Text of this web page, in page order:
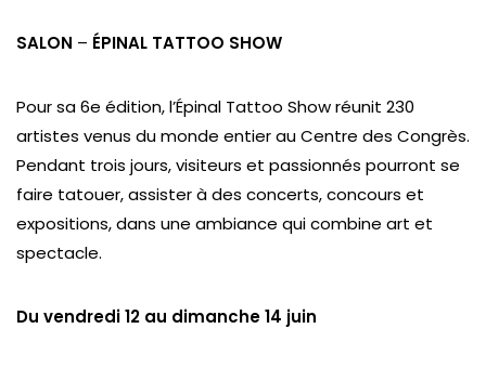
SALON – ÉPINAL TATTOO SHOW
Pour sa 6e édition, l’Épinal Tattoo Show réunit 230
artistes venus du monde entier au Centre des Congrès.
Pendant trois jours, visiteurs et passionnés pourront se
faire tatouer, assister à des concerts, concours et
expositions, dans une ambiance qui combine art et
spectacle.
Du vendredi 12 au dimanche 14 juin